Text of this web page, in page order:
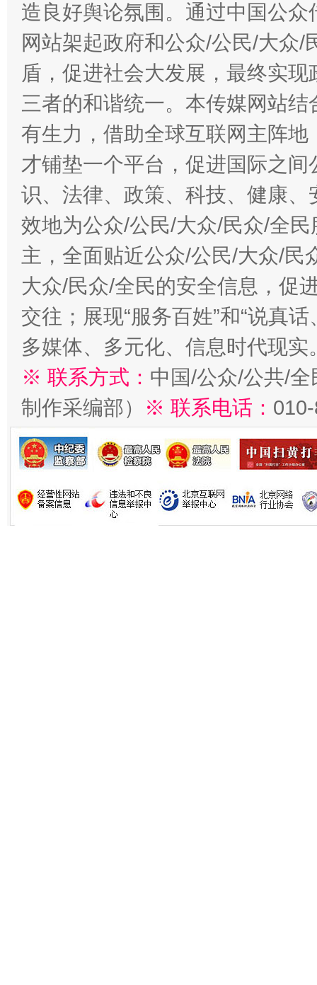
造良好舆论氛围。通过中国公
网站架起政府和公众/公民/大众
盾，促进社会大发展，最终实
三者的和谐统一。本传媒网站
有生力，借助全球互联网主阵
才铺垫一个平台，促进国际之
识、法律、政策、科技、健康
效地为公众/公民/大众/民众/全
主，全面贴近公众/公民/大众/民
大众/民众/全民的安全信息，促
交往；展现“服务百姓”和“说真
多媒体、多元化、信息时代现实
※ 联系方式： 中国/公众/公共/
制作采编部）
※ 联系电话：